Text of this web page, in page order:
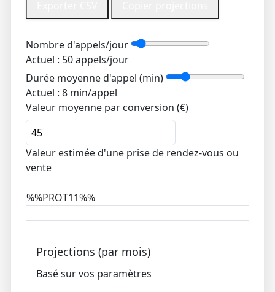
Nombre d'appels/jour
Actuel : 50appels/jour
Durée moyenne d'appel (min)
Actuel : 8 min/appel
Valeur moyenne par conversion (€)
Valeur estimée d'une prise de rendez-vous ou
vente
%%PROT11%%
Projections (par mois)
Basé sur vos paramètres